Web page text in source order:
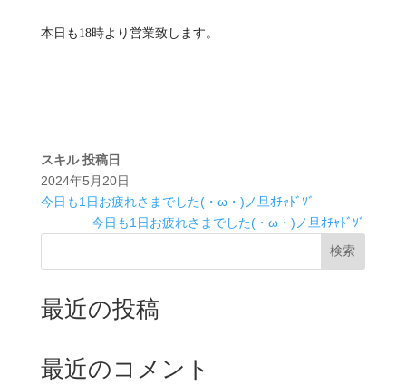
本日も18時より営業致します。
スキル 投稿日
2024年5月20日
今日も1日お疲れさまでした(・ω・)ノ旦ｵﾁｬﾄﾞｿﾞ
今日も1日お疲れさまでした(・ω・)ノ旦ｵﾁｬﾄﾞｿﾞ
検索
最近の投稿
最近のコメント